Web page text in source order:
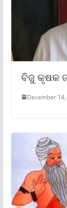
ବିଜୁ କୃଷକ
December